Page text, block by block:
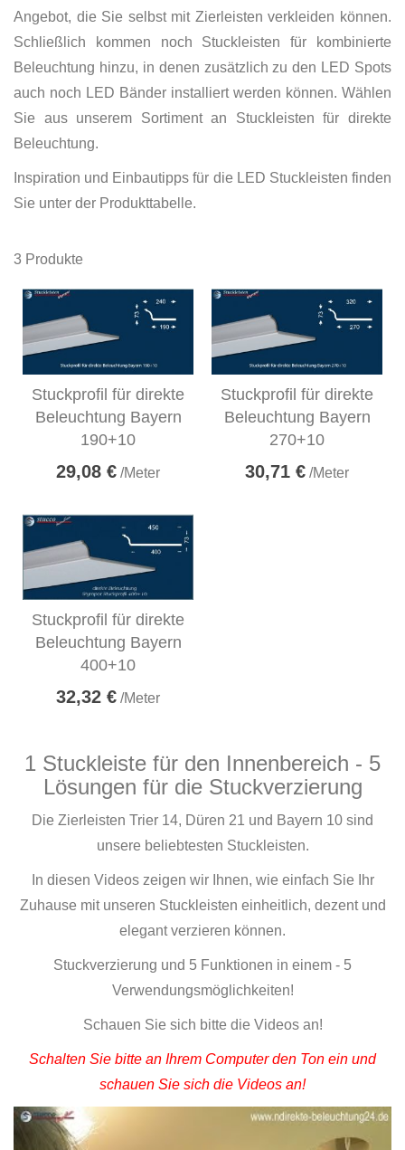
Angebot, die Sie selbst mit Zierleisten verkleiden können.
Schließlich kommen noch Stuckleisten für kombinierte
Beleuchtung hinzu, in denen zusätzlich zu den LED Spots
auch noch LED Bänder installiert werden können. Wählen
Sie aus unserem Sortiment an Stuckleisten für direkte
Beleuchtung.
Inspiration und Einbautipps für die LED Stuckleisten finden
Sie unter der Produkttabelle.
3 Produkte
Stuckprofil für direkte
Beleuchtung Bayern
190+10
29,08 € /Meter
Stuckprofil für direkte
Beleuchtung Bayern
270+10
30,71 € /Meter
Stuckprofil für direkte
Beleuchtung Bayern
400+10
32,32 € /Meter
1 Stuckleiste für den Innenbereich - 5
Lösungen für die Stuckverzierung
Die Zierleisten Trier 14, Düren 21 und Bayern 10 sind
unsere beliebtesten Stuckleisten.
In diesen Videos zeigen wir Ihnen, wie einfach Sie Ihr
Zuhause mit unseren Stuckleisten einheitlich, dezent und
elegant verzieren können.
Stuckverzierung und 5 Funktionen in einem - 5
Verwendungsmöglichkeiten!
Schauen Sie sich bitte die Videos an!
Schalten Sie bitte an Ihrem Computer den Ton ein und
schauen Sie sich die Videos an!